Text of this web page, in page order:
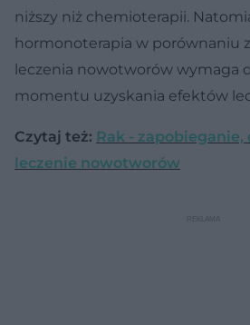
niższy niż chemioterapii.
hormonoterapia w porównaniu
leczenia nowotworów wymaga
momentu uzyskania efektów
Czytaj też: Rak -
leczenie nowotworów